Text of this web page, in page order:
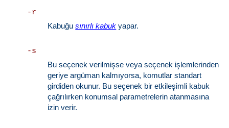
-r
Kabuğusınırlı kabuk yapar.
-s
Bu seçenek verilmişse veya seçenek işlemlerinden
geriye argüman kalmıyorsa, komutlar standart
girdiden okunur. Bu seçenek bir etkileşimli kabuk
çağrılırken konumsal parametrelerin atanmasına
izin verir.